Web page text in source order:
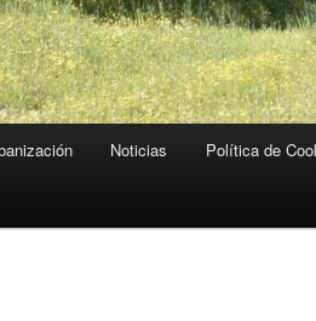
Noticias Política de